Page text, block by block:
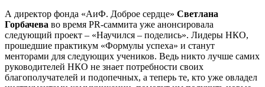
А директор фонда «АиФ. Доброе сердце» Светлана
Горбачева во время PR-саммита уже анонсировала
следующий проект – «Научился – поделись». Лидеры НКО,
прошедшие практикум «Формулы успеха» и станут
менторами для следующих учеников. Ведь никто лучше самих
руководителей НКО не знает потребности своих
благополучателей и подопечных, а теперь те, кто уже овладел